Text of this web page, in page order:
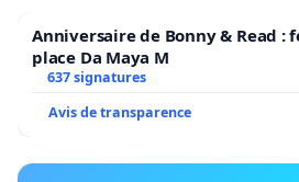
Anniversaire de Bonny & Read
place Da Maya M
637 signatures
Avis de transparence